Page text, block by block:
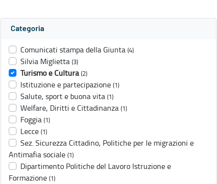
Categoria
Comunicati stampa della Giunta (4)
Silvia Miglietta (3)
Turismo e Cultura (2)
Istituzione e partecipazione (1)
Salute, sport e buona vita (1)
Welfare, Diritti e Cittadinanza (1)
Foggia (1)
Lecce (1)
Sez. Sicurezza Cittadino, Politiche per le migrazioni e
Antimafia sociale (1)
Dipartimento Politiche del Lavoro Istruzione e
Formazione (1)